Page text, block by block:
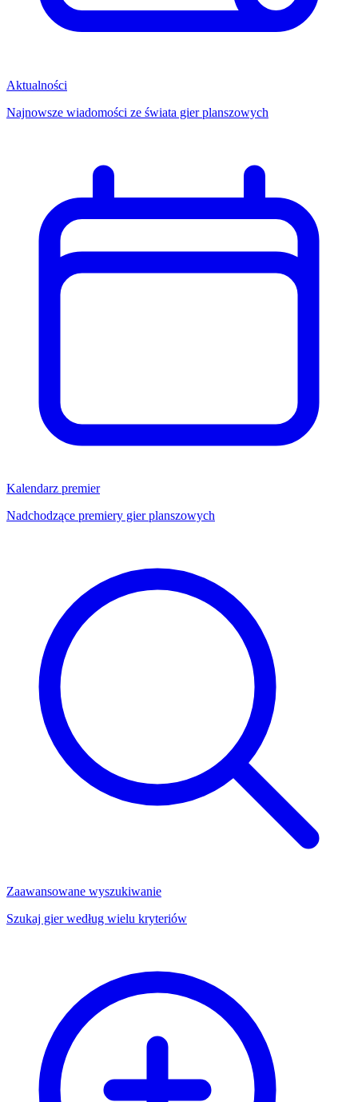
Aktualności
Najnowsze wiadomości ze świata gier planszowych
Kalendarz premier
Nadchodzące premiery gier planszowych
Zaawansowane wyszukiwanie
Szukaj gier według wielu kryteriów